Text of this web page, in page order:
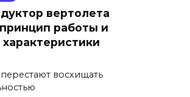
вертолета
работы и
восхищать